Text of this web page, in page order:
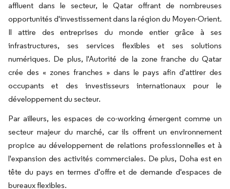
affluent dans le secteur, le Qatar offrant de nombreuses
opportunités d'investissement dans la région du Moyen-Orient.
Il attire des entreprises du monde entier grâce à ses
infrastructures, ses services flexibles et ses solutions
numériques. De plus, l'Autorité de la zone franche du Qatar
crée des « zones franches » dans le pays afin d'attirer des
occupants et des investisseurs internationaux pour le
développement du secteur.
Par ailleurs, les espaces de co-working émergent comme un
secteur majeur du marché, car ils offrent un environnement
propice au développement de relations professionnelles et à
l'expansion des activités commerciales. De plus, Doha est en
tête du pays en termes d'offre et de demande d'espaces de
bureaux flexibles.